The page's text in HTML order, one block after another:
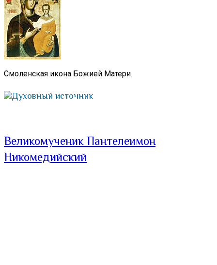
Смоленская икона Божией Матери.
Духовный источник
Великомученик Пантелеимон
Никомедийский